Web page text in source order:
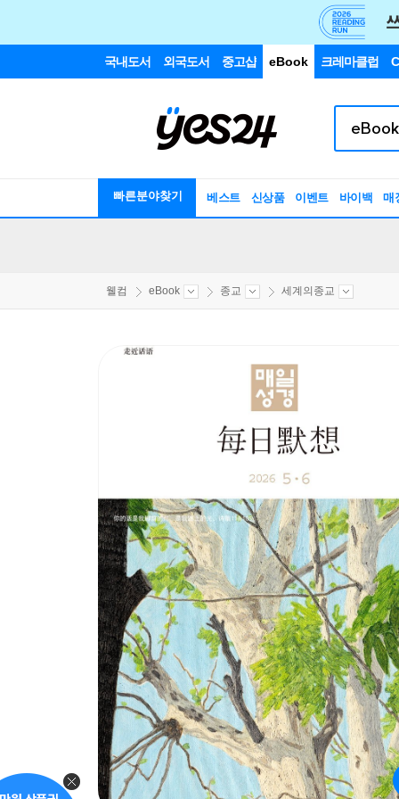
국내도서 외국도서 중고샵 eBook 크레마클럽
빠른분야찾기 베스트 신상품 이벤트 바이백 매
웰컴 eBook 종교 세계의종교